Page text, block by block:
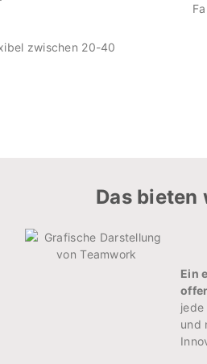
zwischen 20-40
Das bieten
Ein
und